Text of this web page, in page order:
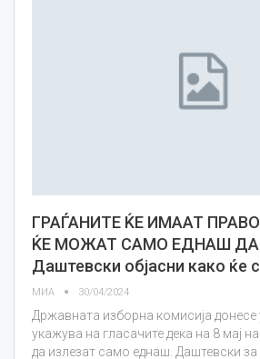
ГРАЃАНИТЕ ЌЕ ИМААТ
ЌЕ МОЖАТ САМО ЕДНАШ
Даштевски објасни како ќе
МИА 30/04/2024
Државната изборна комисија донесе
укажува на гласачите дека на 8 мај
да излезат само еднаш. Даштевски